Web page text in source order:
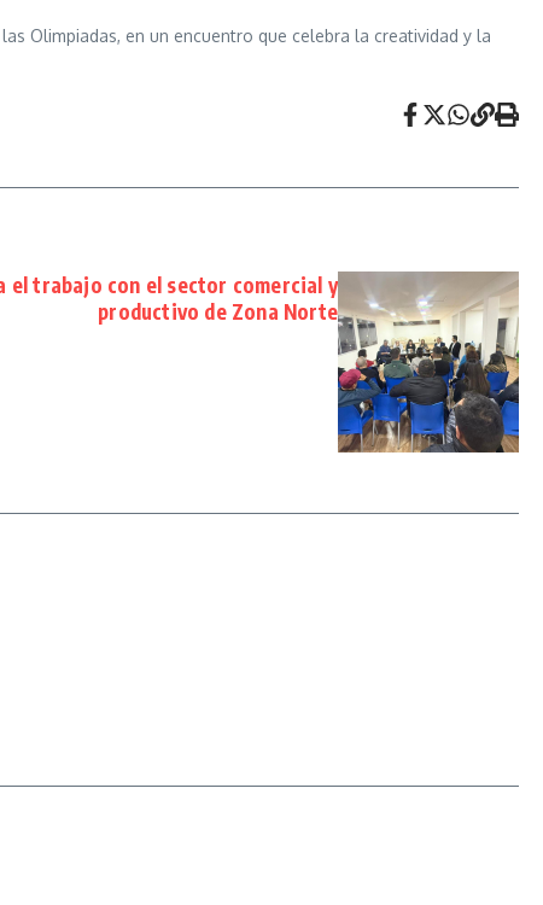
Olimpiadas, en un encuentro que celebra la creatividad y la
el trabajo con el sector comercial y
productivo de Zona Norte